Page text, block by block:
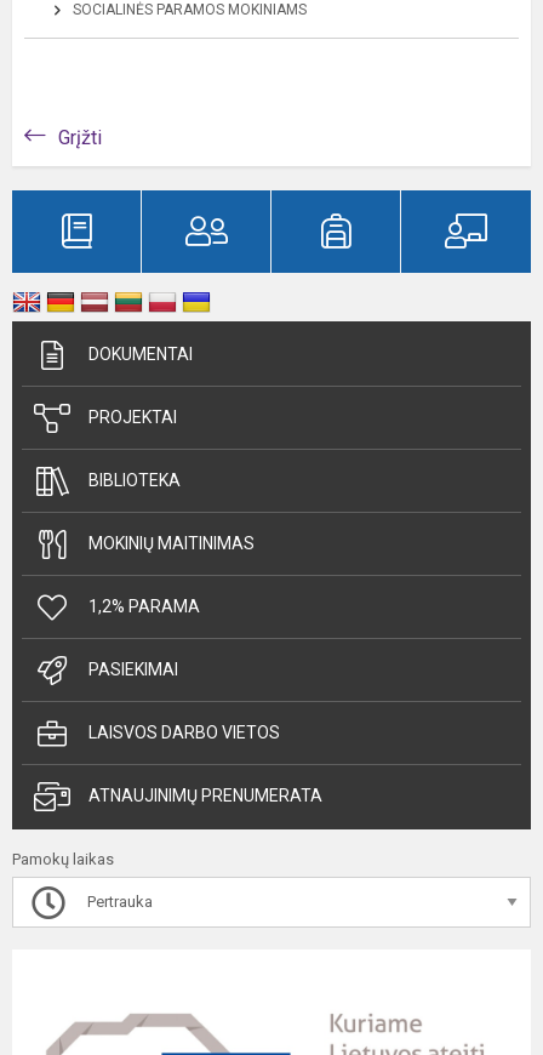
SOCIALINĖS PARAMOS MOKINIAMS
Grįžti
DOKUMENTAI
PROJEKTAI
BIBLIOTEKA
MOKINIŲ MAITINIMAS
1,2% PARAMA
PASIEKIMAI
LAISVOS DARBO VIETOS
ATNAUJINIMŲ PRENUMERATA
Pamokų laikas
Pertrauka